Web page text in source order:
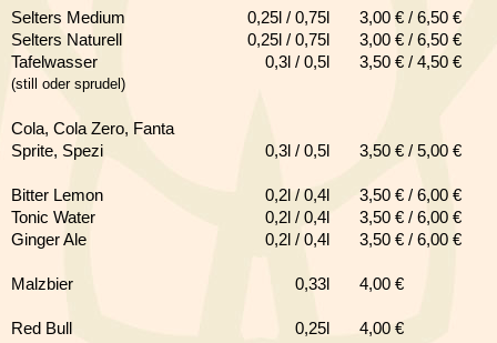
Frühstücksbuffet
Mittagstisch
Empfehlungen
Pizza-Happy Hour
Selters Medium 0,25l / 0,75l
3,00 € / 6,50 €
Selters Naturell
0,25l / 0,75l
3,00 € / 6,50 €
Tafelwasser
(still oder sprudel)
0,3l / 0,5l 3,50 € / 4,50 €
Cola, Cola Zero, Fanta
Sprite, Spezi
0,3l / 0,5l 3,50 € / 5,00 €
Bitter Lemon 0,2l / 0,4l
3,50 € / 6,00 €
Tonic Water
0,2l / 0,4l
3,50 € / 6,00 €
Ginger Ale
0,2l / 0,4l 3,50 € / 6,00 €
Malzbier 0,33l 4,00 €
Red Bull 0,25l
4,00 €